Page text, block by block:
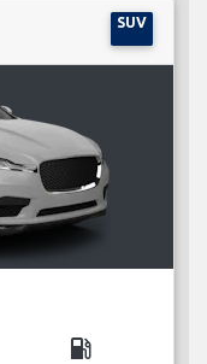
SUV
local_gas_station